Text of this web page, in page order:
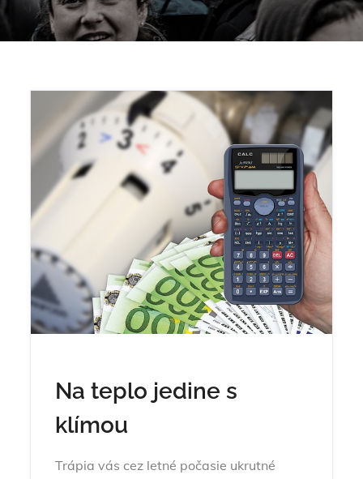
Na teplo jedine s
klímou
Trápia vás cez letné počasie ukrutné